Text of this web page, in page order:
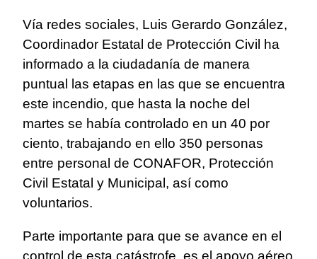
Vía redes sociales, Luis Gerardo González,
Coordinador Estatal de Protección Civil ha
informado a la ciudadanía de manera
puntual las etapas en las que se encuentra
este incendio, que hasta la noche del
martes se había controlado en un 40 por
ciento, trabajando en ello 350 personas
entre personal de CONAFOR, Protección
Civil Estatal y Municipal, así como
voluntarios.
Parte importante para que se avance en el
control de esta catástrofe, es el apoyo aéreo